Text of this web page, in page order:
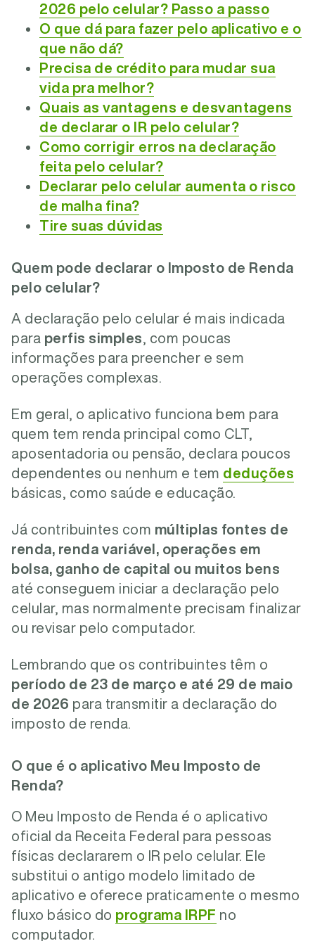
2026 pelo celular? Passo a passo
O que dá para fazer pelo aplicativo e o
que não dá?
Precisa de crédito para mudar sua
vida pra melhor?
Quais as vantagens e desvantagens
de declarar o IR pelo celular?
Como corrigir erros na declaração
feita pelo celular?
Declarar pelo celular aumenta o risco
de malha fina?
Tire suas dúvidas
Quem pode declarar o Imposto de Renda
pelo celular?
A declaração pelo celular é mais indicada
para perfis simples , com poucas
informações para preencher e sem
operações complexas.
Em geral, o aplicativo funciona bem para
quem tem renda principal como CLT,
aposentadoria ou pensão, declara poucos
dependentes ou nenhum e tem deduções
básicas, como saúde e educação.
Já contribuintes com múltiplas fontes de
renda, renda variável, operações em
bolsa, ganho de capital ou muitos bens
até conseguem iniciar a declaração pelo
celular, mas normalmente precisam finalizar
ou revisar pelo computador.
Lembrando que os contribuintes têm o
período de 23 de março e até 29 de maio
de 2026 para transmitir a declaração do
imposto de renda.
O que é o aplicativo Meu Imposto de
Renda?
O Meu Imposto de Renda é o aplicativo
oficial da Receita Federal para pessoas
físicas declararem o IR pelo celular. Ele
substitui o antigo modelo limitado de
aplicativo e oferece praticamente o mesmo
fluxo básico do programa IRPF no
computador.